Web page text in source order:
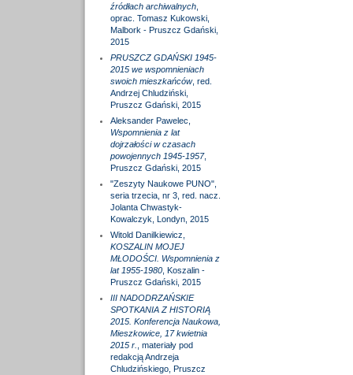
źródłach archiwalnych,
oprac. Tomasz Kukowski,
Malbork - Pruszcz Gdański,
2015
PRUSZCZ GDAŃSKI 1945-
2015 we wspomnieniach
swoich mieszkańców, red.
Andrzej Chludziński,
Pruszcz Gdański, 2015
Aleksander Pawelec,
Wspomnienia z lat
dojrzałości w czasach
powojennych 1945-1957,
Pruszcz Gdański, 2015
"Zeszyty Naukowe PUNO",
seria trzecia, nr 3, red. nacz.
Jolanta Chwastyk-
Kowalczyk, Londyn, 2015
Witold Danilkiewicz,
KOSZALIN MOJEJ
MŁODOŚCI. Wspomnienia z
lat 1955-1980, Koszalin -
Pruszcz Gdański, 2015
III NADODRZAŃSKIE
SPOTKANIA Z HISTORIĄ
2015. Konferencja Naukowa,
Mieszkowice, 17 kwietnia
2015 r.
, materiały pod
redakcją Andrzeja
Chludzińskiego, Pruszcz